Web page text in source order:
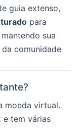
guia extenso,
para
sua
comunidade
moeda virtual.
e tem várias